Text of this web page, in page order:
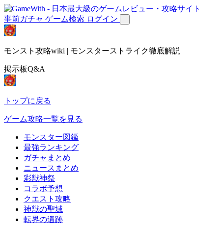
事前ガチャ ゲーム検索 ログイン
モンスト攻略wiki | モンスターストライク徹底解説
掲示板Q&A
トップに戻る
ゲーム攻略一覧を見る
モンスター図鑑
最強ランキング
ガチャまとめ
ニュースまとめ
彩獣神祭
コラボ予想
クエスト攻略
神獣の聖域
転界の遺跡